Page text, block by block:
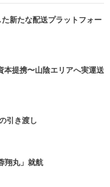
新たな配送プラットフォー
提携〜山陰エリアへ実運送
引き渡し
翔丸」就航